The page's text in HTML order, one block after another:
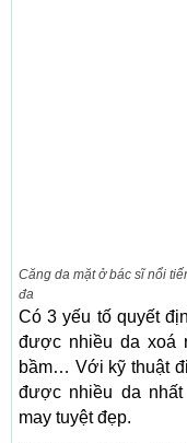
Căng da mặt ở bác sĩ nổi
đa
Có 3 yếu tố quyết
được nhiều da xoá
bầm… Với kỹ thuật
được nhiều da
may tuyệt đẹp.